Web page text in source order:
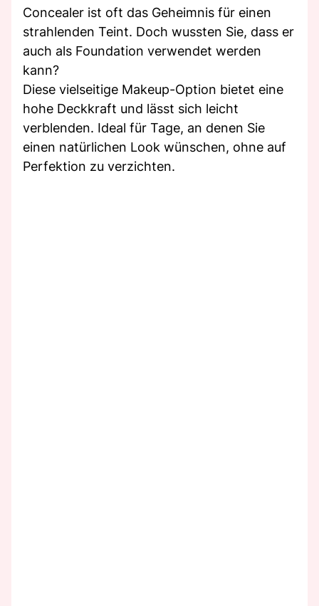
Concealer ist oft das Geheimnis für einen
strahlenden Teint. Doch wussten Sie, dass er
auch als Foundation verwendet werden
kann?
Diese vielseitige Makeup-Option bietet eine
hohe Deckkraft und lässt sich leicht
verblenden. Ideal für Tage, an denen Sie
einen natürlichen Look wünschen, ohne auf
Perfektion zu verzichten.